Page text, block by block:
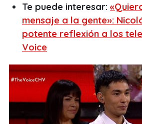
Te puede interesar:
mensaje a la gente»:
potente reflexión a los
Voice